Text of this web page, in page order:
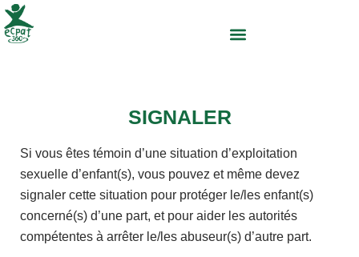
Aller
au
SIGNALER
Si vous êtes témoin d’une situation d’exploitation
sexuelle d’enfant(s), vous pouvez et même devez
signaler cette situation pour protéger le/les enfant(s)
concerné(s) d’une part, et pour aider les autorités
compétentes à arrêter le/les abuseur(s) d’autre part.